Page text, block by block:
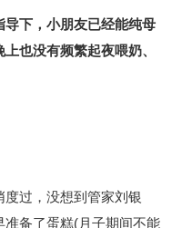
下，小朋友已经能纯母
也没有频繁起夜喂奶、
过，没想到管家刘银
备了蛋糕(月子期间不能